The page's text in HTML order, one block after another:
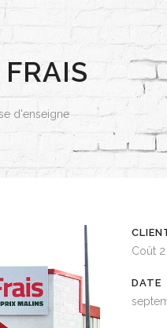
d'enseigne
Coût
DATE